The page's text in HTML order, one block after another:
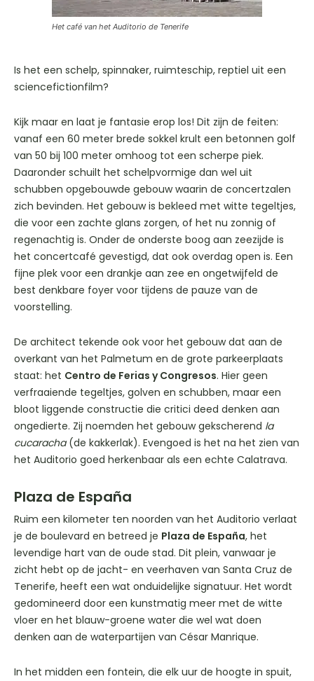
Het café van het Auditorio de Tenerife
Is het een schelp, spinnaker, ruimteschip, reptiel uit een
sciencefictionfilm?
Kijk maar en laat je fantasie erop los! Dit zijn de feiten:
vanaf een 60 meter brede sokkel krult een betonnen golf
van 50 bij 100 meter omhoog tot een scherpe piek.
Daaronder schuilt het schelpvormige dan wel uit
schubben opgebouwde gebouw waarin de concertzalen
zich bevinden. Het gebouw is bekleed met witte tegeltjes,
die voor een zachte glans zorgen, of het nu zonnig of
regenachtig is. Onder de onderste boog aan zeezijde is
het concertcafé gevestigd, dat ook overdag open is. Een
fijne plek voor een drankje aan zee en ongetwijfeld de
best denkbare foyer voor tijdens de pauze van de
voorstelling.
De architect tekende ook voor het gebouw dat aan de
overkant van het Palmetum en de grote parkeerplaats
staat: het Centro de Ferias y Congresos. Hier geen
verfraaiende tegeltjes, golven en schubben, maar een
bloot liggende constructie die critici deed denken aan
ongedierte. Zij noemden het gebouw gekscherend la
cucaracha(de kakkerlak). Evengoed is het na het zien van
het Auditorio goed herkenbaar als een echte Calatrava.
Plaza de España
Ruim een kilometer ten noorden van het Auditorio verlaat
je de boulevard en betreed je Plaza de España, het
levendige hart van de oude stad. Dit plein, vanwaar je
zicht hebt op de jacht- en veerhaven van Santa Cruz de
Tenerife, heeft een wat onduidelijke signatuur. Het wordt
gedomineerd door een kunstmatig meer met de witte
vloer en het blauw-groene water die wel wat doen
denken aan de waterpartijen van César Manrique.
In het midden een fontein, die elk uur de hoogte in spuit,